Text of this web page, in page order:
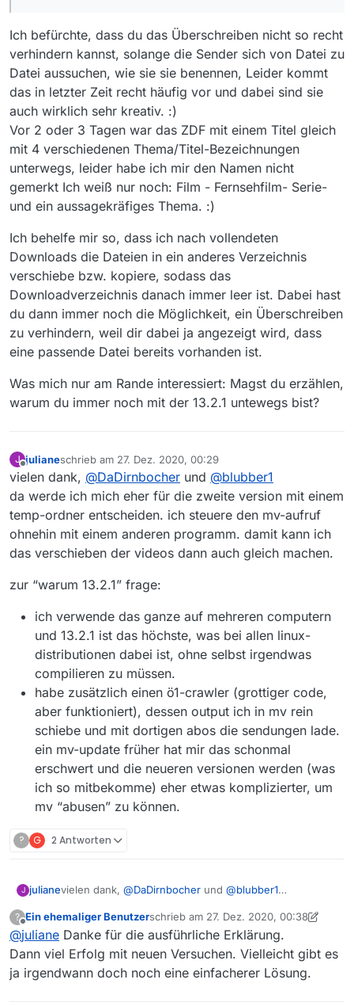
Ich befürchte, dass du das Überschreiben nicht so recht
verhindern kannst, solange die Sender sich von Datei zu
Datei aussuchen, wie sie sie benennen, Leider kommt
das in letzter Zeit recht häufig vor und dabei sind sie
auch wirklich sehr kreativ. :)
Vor 2 oder 3 Tagen war das ZDF mit einem Titel gleich
mit 4 verschiedenen Thema/Titel-Bezeichnungen
unterwegs, leider habe ich mir den Namen nicht
gemerkt Ich weiß nur noch: Film - Fernsehfilm- Serie-
und ein aussagekräfiges Thema. :)
Ich behelfe mir so, dass ich nach vollendeten
Downloads die Dateien in ein anderes Verzeichnis
verschiebe bzw. kopiere, sodass das
Downloadverzeichnis danach immer leer ist. Dabei hast
du dann immer noch die Möglichkeit, ein Überschreiben
zu verhindern, weil dir dabei ja angezeigt wird, dass
eine passende Datei bereits vorhanden ist.
Was mich nur am Rande interessiert: Magst du erzählen,
warum du immer noch mit der 13.2.1 untewegs bist?
J
Offline
julianeschrieb am 27. Dez. 2020, 00:29
zuletzt editiert von
vielen dank, @DaDirnbocher und @blubber1
da werde ich mich eher für die zweite version mit einem
temp-ordner entscheiden. ich steuere den mv-aufruf
ohnehin mit einem anderen programm. damit kann ich
das verschieben der videos dann auch gleich machen.
zur “warum 13.2.1” frage:
ich verwende das ganze auf mehreren computern
und 13.2.1 ist das höchste, was bei allen linux-
distributionen dabei ist, ohne selbst irgendwas
compilieren zu müssen.
habe zusätzlich einen ö1-crawler (grottiger code,
aber funktioniert), dessen output ich in mv rein
schiebe und mit dortigen abos die sendungen lade.
ein mv-update früher hat mir das schonmal
erschwert und die neueren versionen werden (was
ich so mitbekomme) eher etwas komplizierter, um
mv “abusen” zu können.
? G 2 Antworten
J julianevielen dank, @DaDirnbocher und @blubber1
einem temp-ordner entscheiden. ich steuere den mv-
aufruf ohnehin mit einem anderen programm. damit
kann ich das verschieben der videos dann auch gleich
machen.
zur “warum 13.2.1” frage:
ich verwende das ganze auf mehreren computern
und 13.2.1 ist das höchste, was bei allen linux-
distributionen dabei ist, ohne selbst irgendwas
?
Offline
Ein ehemaliger Benutzerschrieb am 27. Dez. 2020, 00:38
zuletzt editiert von Ein ehemaliger
@juliane Danke für die ausführliche Erklärung.
Dann viel Erfolg mit neuen Versuchen. Vielleicht gibt es
ja irgendwann doch noch eine einfacherer Lösung.